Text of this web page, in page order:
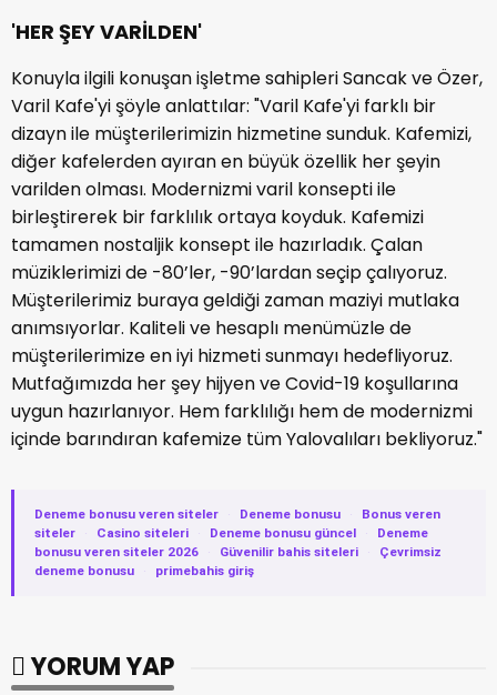
'HER ŞEY VARİLDEN'
Konuyla ilgili konuşan işletme sahipleri Sancak ve Özer,
Varil Kafe'yi şöyle anlattılar: "Varil Kafe'yi farklı bir
dizayn ile müşterilerimizin hizmetine sunduk. Kafemizi,
diğer kafelerden ayıran en büyük özellik her şeyin
varilden olması. Modernizmi varil konsepti ile
birleştirerek bir farklılık ortaya koyduk. Kafemizi
tamamen nostaljik konsept ile hazırladık. Çalan
müziklerimizi de -80’ler, -90’lardan seçip çalıyoruz.
Müşterilerimiz buraya geldiği zaman maziyi mutlaka
anımsıyorlar. Kaliteli ve hesaplı menümüzle de
müşterilerimize en iyi hizmeti sunmayı hedefliyoruz.
Mutfağımızda her şey hijyen ve Covid-19 koşullarına
uygun hazırlanıyor. Hem farklılığı hem de modernizmi
içinde barındıran kafemize tüm Yalovalıları bekliyoruz."
Deneme bonusu veren siteler · Deneme bonusu ·
Bonus veren
siteler
· Casino siteleri · Deneme bonusu güncel ·
Deneme
bonusu veren siteler 2026
· Güvenilir bahis siteleri ·
Çevrimsiz
deneme bonusu
· primebahis giriş
YORUM YAP